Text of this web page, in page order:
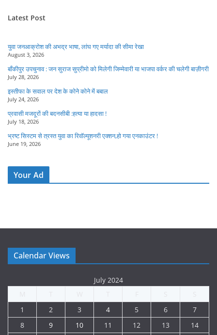
Latest Post
युवा जनआक्रोश की अभद्र भाषा, लांघ गए मर्यादा की सीमा रेखा
August 3, 2026
बाँकीपुर उपचुनाव : जन सुराज सुप्रीमो को मिलेगी जिम्मेवारी या भाजपा वर्कर की चलेगी बाज़ीगरी
July 28, 2026
इस्तीफा के सवाल पर देश के कोने कोने में बबाल
July 24, 2026
प्रवासी मजदूरों की बदनसीबी :हत्या या हादसा !
July 18, 2026
भ्रष्ट सिस्टम से त्रस्त युवा का रिवॉल्यूशनरी एक्शन,हो गया एनकाउंटर !
June 19, 2026
Your Ad
Calendar Views
July 2024
1
2 3 4 5 6
7
8
9 10 11 12 13
14